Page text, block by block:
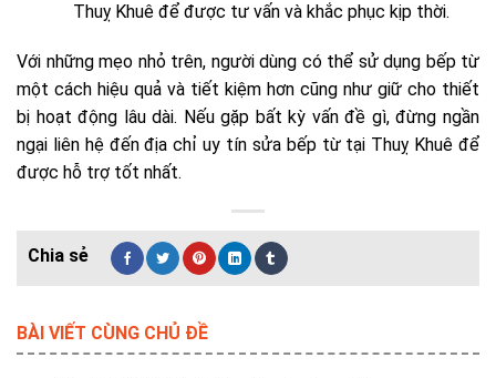
Thuỵ Khuê để được tư vấn và khắc phục kịp thời.
Với những mẹo nhỏ trên, người dùng có thể sử dụng bếp từ
một cách hiệu quả và tiết kiệm hơn cũng như giữ cho thiết
bị hoạt động lâu dài. Nếu gặp bất kỳ vấn đề gì, đừng ngần
ngại liên hệ đến địa chỉ uy tín sửa bếp từ tại Thuỵ Khuê để
được hỗ trợ tốt nhất.
BÀI VIẾT CÙNG CHỦ ĐỀ